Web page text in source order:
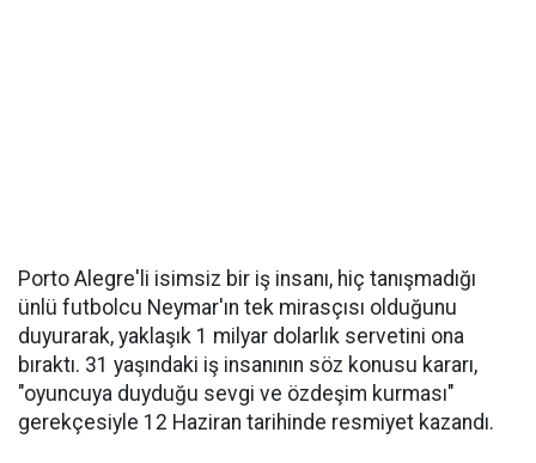
Porto Alegre'li isimsiz bir iş insanı, hiç tanışmadığı
ünlü futbolcu Neymar'ın tek mirasçısı olduğunu
duyurarak, yaklaşık 1 milyar dolarlık servetini ona
bıraktı. 31 yaşındaki iş insanının söz konusu kararı,
"oyuncuya duyduğu sevgi ve özdeşim kurması"
gerekçesiyle 12 Haziran tarihinde resmiyet kazandı.